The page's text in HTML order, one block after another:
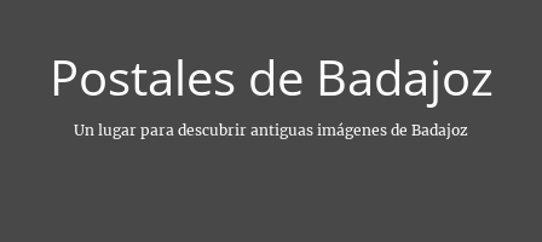
Postales de Badajoz
Un lugar para descubrir antiguas imágenes de Badajoz